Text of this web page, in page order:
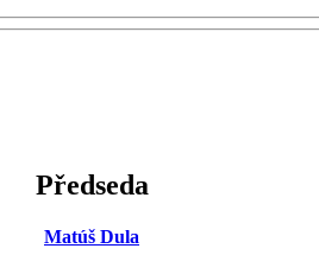
Předseda
Matúš Dula